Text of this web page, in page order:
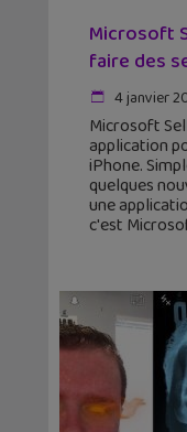
Microsoft
faire des
4 janvier
Microsoft
application
iPhone.
quelques
une
c'est